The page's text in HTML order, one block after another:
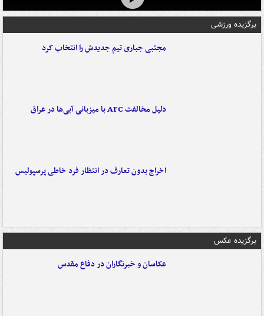
برگزیده ورزشی
مجتبی جباری تیم جدیدش را انتخاب کرد
دلیل مخالفت AFC با میزبانی آبی‌ها در عراق
اخراج بدون تعارف در انتظار فرد خاطی پرسپولیس
برگزیده عکس
عکاسان و خبرنگاران در دفاع مقدس